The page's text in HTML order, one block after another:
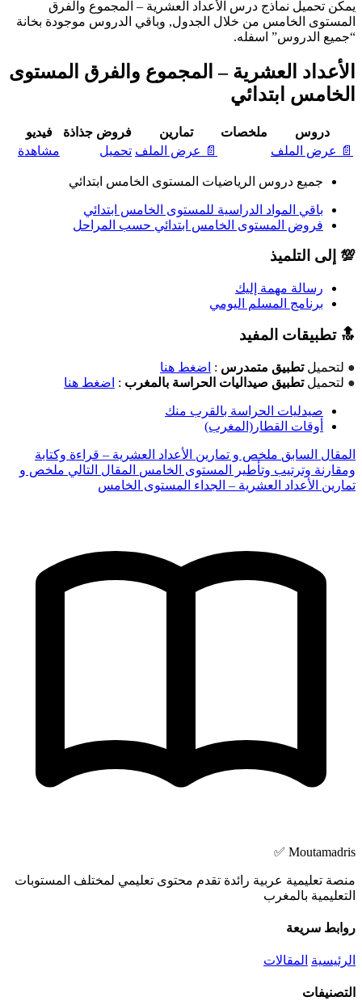
يمكن تحميل نماذج درس الأعداد العشرية – المجموع والفرق
المستوى الخامس من خلال الجدول, وباقي الدروس موجودة بخانة
“جميع الدروس” اسفله.
الأعداد العشرية – المجموع والفرق المستوى
الخامس ابتدائي
دروس ملخصات تمارين فروض جذاذة
فيديو
📄 عرض الملف
📄 عرض الملف تحميل مشاهدة
جميع دروس الرياضيات المستوى الخامس ابتدائي
باقي المواد الدراسية للمستوى الخامس ابتدائي
فروض المستوى الخامس ابتدائي حسب المراحل
💯 إلى التلميذ
رسالة مهمة إليك
برنامج المسلم اليومي
🔝 تطبيقات المفيد
● لتحميلتطبيق متمدرس : اضغط هنا
● لتحميلتطبيق صيداليات الحراسة بالمغرب : اضغط هنا
صيدليات الحراسة بالقرب منك
أوقات القطار(المغرب)
المقال السابق ملخص و تمارين الأعداد العشرية – قراءة وكتابة
ومقارنة وترتيب وتأطير المستوى الخامس المقال التالي ملخص و
تمارين الأعداد العشرية – الجداء المستوى الخامس
Moutamadris ✅
منصة تعليمية عربية رائدة تقدم محتوى تعليمي لمختلف المستوبات
التعليمية بالمغرب
روابط سريعة
الرئيسية المقالات
التصنيفات